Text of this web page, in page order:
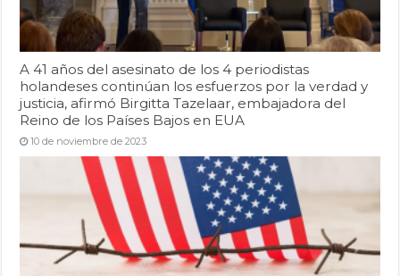
A 41 años del asesinato de los 4 periodistas
holandeses continúan los esfuerzos por la verdad y
justicia, afirmó Birgitta Tazelaar, embajadora del
Reino de los Países Bajos en EUA
10 de noviembre de 2023